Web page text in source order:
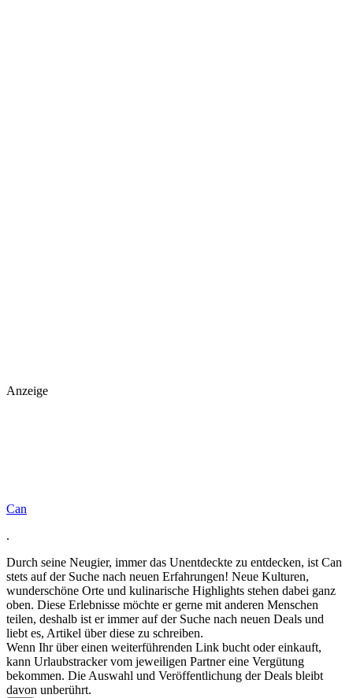
Anzeige
Can
.
Durch seine Neugier, immer das Unentdeckte zu entdecken, ist Can
stets auf der Suche nach neuen Erfahrungen! Neue Kulturen,
wunderschöne Orte und kulinarische Highlights stehen dabei ganz
oben. Diese Erlebnisse möchte er gerne mit anderen Menschen
teilen, deshalb ist er immer auf der Suche nach neuen Deals und
liebt es, Artikel über diese zu schreiben.
Wenn Ihr über einen weiterführenden Link bucht oder einkauft,
kann Urlaubstracker vom jeweiligen Partner eine Vergütung
bekommen. Die Auswahl und Veröffentlichung der Deals bleibt
davon unberührt.